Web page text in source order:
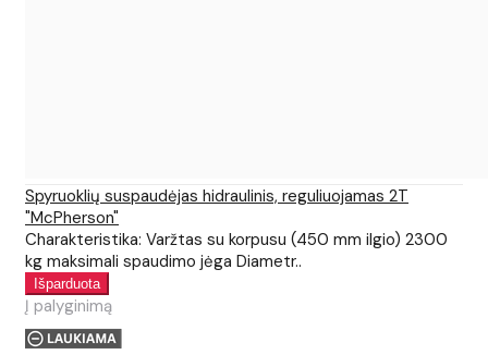
Spyruoklių suspaudėjas hidraulinis, reguliuojamas 2T
"McPherson"
Charakteristika: Varžtas su korpusu (450 mm ilgio) 2300
kg maksimali spaudimo jėga Diametr..
Į palyginimą